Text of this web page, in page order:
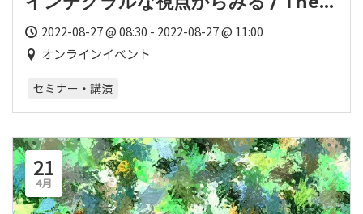
Great Turning: As Integral
Approach to Our Planetary
2022-08-27 @ 08:30 - 2022-08-27 @ 11:00
オンラインイベント
セミナー・講演
21
4月